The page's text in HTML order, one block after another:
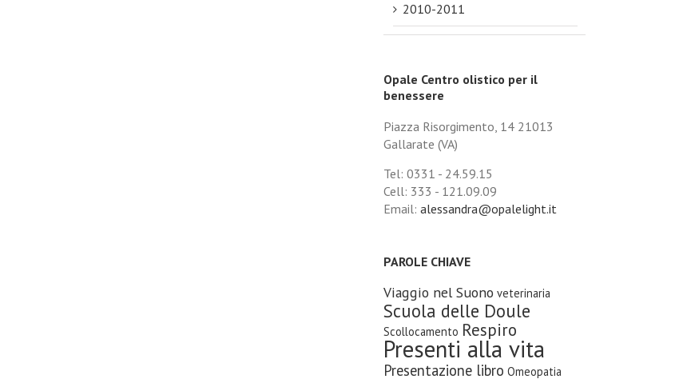
2010-2011
Opale Centro olistico per il
benessere
Piazza Risorgimento, 14 21013
Gallarate (VA)
Tel: 0331 - 24.59.15
Cell: 333 - 121.09.09
Email: alessandra@opalelight.it
PAROLE CHIAVE
Viaggio nel Suono veterinaria
Scuola delle Doule
Scollocamento Respiro
Presenti alla vita
Presentazione libro Omeopatia